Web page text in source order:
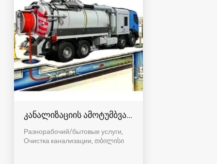
კანალიზაციის ამოტუმბვა, გაწმენდა
Разнорабочий/бытовые услуги,
Очистка канализации თბილისი